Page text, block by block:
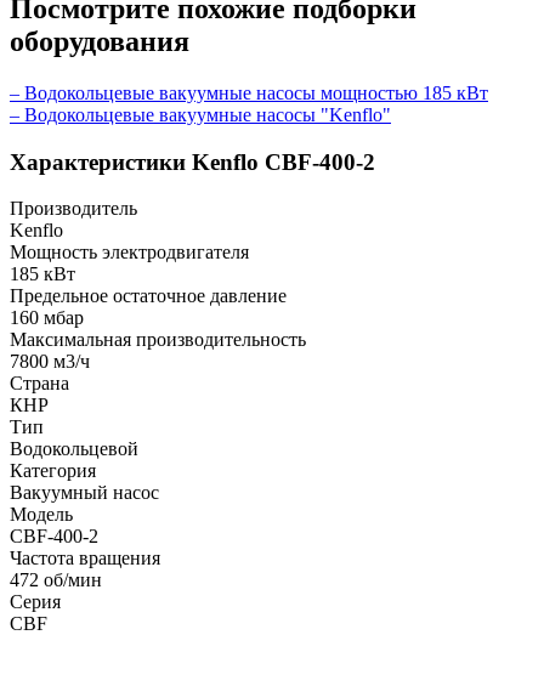
Посмотрите похожие подборки
оборудования
– Водокольцевые вакуумные насосы мощностью 185 кВт
– Водокольцевые вакуумные насосы "Kenflo"
Характеристики Kenflo CBF-400-2
Производитель
Kenflo
Мощность электродвигателя
185 кВт
Предельное остаточное давление
160 мбар
Максимальная производительность
7800 м3/ч
Страна
КНР
Тип
Водокольцевой
Категория
Вакуумный насос
Модель
CBF-400-2
Частота вращения
472 об/мин
Серия
CBF